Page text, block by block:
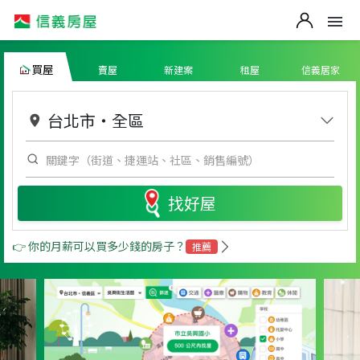
買屋 賣屋 新建案 租屋 信義居家
台北市 ・ 全區
找好屋
👉 你的月薪可以買多少錢的房子？ 推薦